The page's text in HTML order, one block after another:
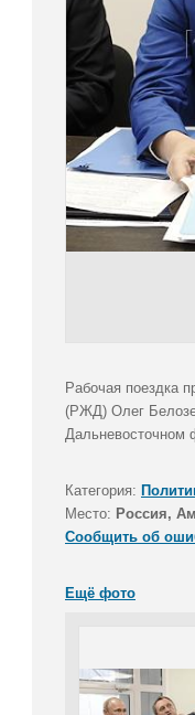
Рабочая поездка
(РЖД) Олег
Дальневосточном
Категория:
Место: Россия,
Сообщить об
Ещё фото